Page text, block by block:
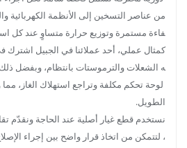
من عناصر التسخين إلى الأنظمة
فاءة مستمرة وتوزيع حرارة متساوٍ عند كل
كمثال عملي، أحد عملائنا في الجبيل اشترك
ه الشعلات والترموستات بانتظام، وبفضل
لوحة تحكم مكلفة وتراجع استهلاك الغاز، مما
الطويل.
نستخدم قطع غيار أصلية عند الحاجة ونقدّم
، لتتمكن من اتخاذ قرار واضح بين إجراء